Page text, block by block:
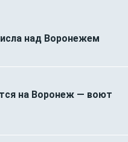
над Воронежем
на Воронеж — воют